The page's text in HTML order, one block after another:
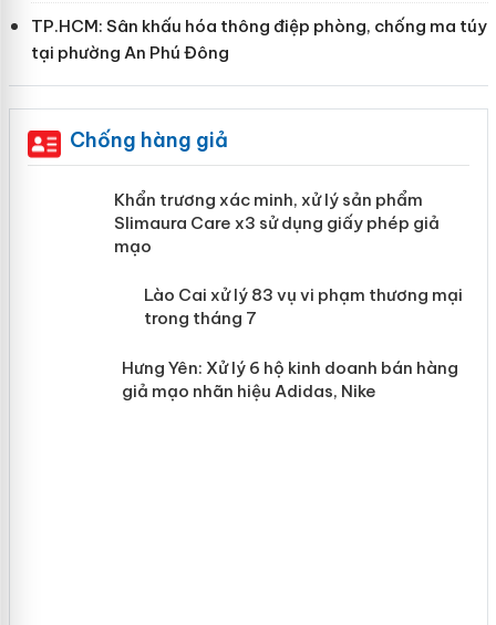
TP.HCM: Sân khấu hóa thông điệp phòng, chống ma túy
tại phường An Phú Đông
Chống hàng giả
Khẩn trương xác minh, xử lý sản phẩm
Slimaura Care x3 sử dụng giấy phép
mại trong tháng 7